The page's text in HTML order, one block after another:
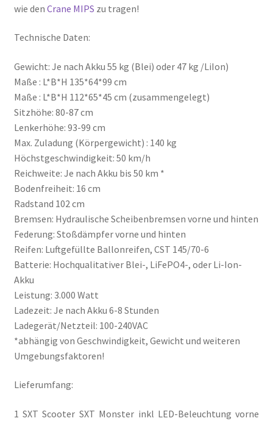
wie den Crane MIPS zu tragen!
Technische Daten:
Gewicht: Je nach Akku 55 kg (Blei) oder 47 kg /LiIon)
Maße : L*B*H 135*64*99 cm
Maße : L*B*H 112*65*45 cm (zusammengelegt)
Sitzhöhe: 80-87 cm
Lenkerhöhe: 93-99 cm
Max. Zuladung (Körpergewicht) : 140 kg
Höchstgeschwindigkeit: 50 km/h
Reichweite: Je nach Akku bis 50 km *
Bodenfreiheit: 16 cm
Radstand 102 cm
Bremsen: Hydraulische Scheibenbremsen vorne und hinten
Federung: Stoßdämpfer vorne und hinten
Reifen: Luftgefüllte Ballonreifen, CST 145/70-6
Batterie: Hochqualitativer Blei-, LiFePO4-, oder Li-Ion-
Akku
Leistung: 3.000 Watt
Ladezeit: Je nach Akku 6-8 Stunden
Ladegerät/Netzteil: 100-240VAC
*abhängig von Geschwindigkeit, Gewicht und weiteren
Umgebungsfaktoren!
Lieferumfang:
1 SXT Scooter SXT Monster inkl LED-Beleuchtung vorne